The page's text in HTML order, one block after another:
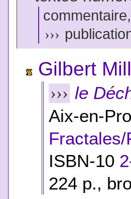
›››
Gilbert
››› le
Aix-en-
ISBN-10
224 p.,